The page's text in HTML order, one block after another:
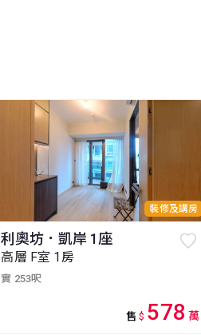
裝修及講房
利奧坊．凱岸 1座
高層 F室 1房
實 253呎
售 $ 578 萬